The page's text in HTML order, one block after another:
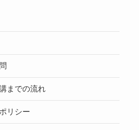
までの流れ
リシー